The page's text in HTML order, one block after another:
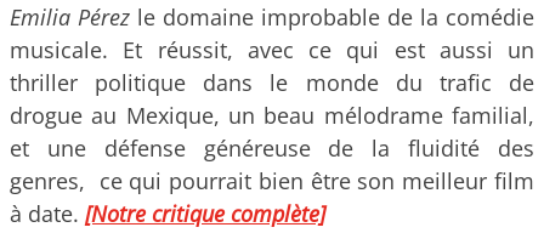
Emilia Pérez le domaine improbable de la comédie
musicale. Et réussit, avec ce qui est aussi un
thriller politique dans le monde du trafic de
drogue au Mexique, un beau mélodrame familial,
et une défense généreuse de la fluidité des
genres, ce qui pourrait bien être son meilleur film
à date. [Notre critique complète]